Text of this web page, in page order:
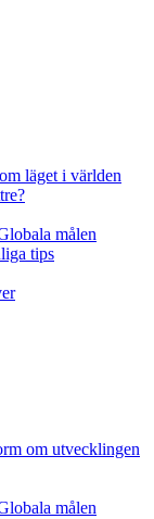
läget i världen
målen
tips
om utvecklingen
målen